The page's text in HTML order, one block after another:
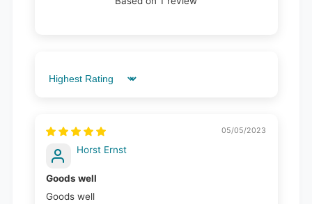
Sort by
05/05/2023
Horst Ernst
Goods well
Goods well